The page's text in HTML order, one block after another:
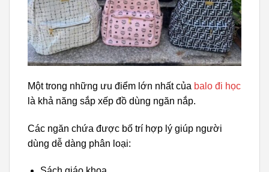
Một trong những ưu điểm lớn nhất của balo đi học
là khả năng sắp xếp đồ dùng ngăn nắp.
Các ngăn chứa được bố trí hợp lý giúp người
dùng dễ dàng phân loại: